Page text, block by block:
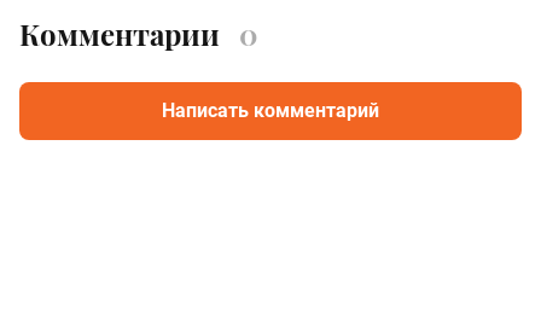
Комментарии 0
Написать комментарий